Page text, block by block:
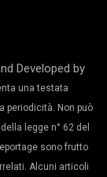
Developed by
una testata
periodicità. Non può
legge n° 62 del
sono frutto
Alcuni articoli